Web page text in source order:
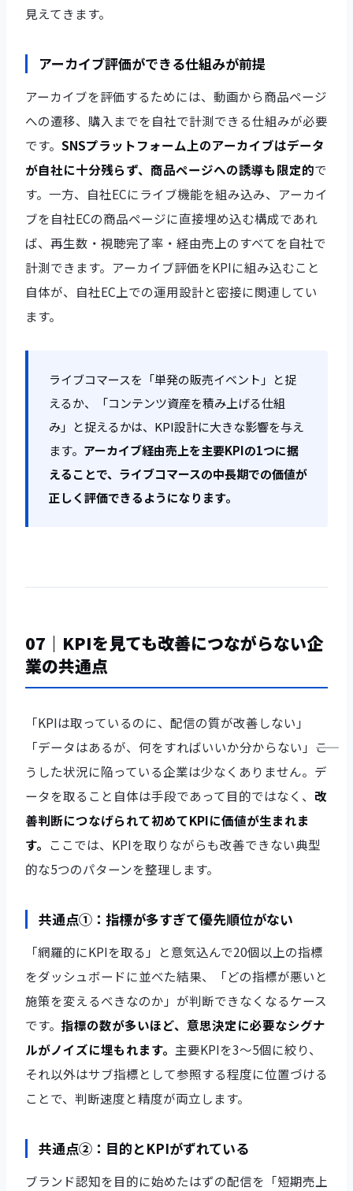
見えてきます。
アーカイブ評価ができる仕組みが前提
アーカイブを評価するためには、動画から商品ページ
への遷移、購入までを自社で計測できる仕組みが必要
です。 SNSプラットフォーム上のアーカイブはデータ
が自社に十分残らず、商品ページへの誘導も限定的で
す。一方、自社ECにライブ機能を組み込み、アーカイ
ブを自社ECの商品ページに直接埋め込む構成であれ
ば、再生数・視聴完了率・経由売上のすべてを自社で
計測できます。アーカイブ評価をKPIに組み込むこと
自体が、自社EC上での運用設計と密接に関連してい
ます。
ライブコマースを「単発の販売イベント」と捉
えるか、「コンテンツ資産を積み上げる仕組
み」と捉えるかは、KPI設計に大きな影響を与え
ます。 アーカイブ経由売上を主要KPIの1つに据
えることで、ライブコマースの中長期での価値が
正しく評価できるようになります。
07｜KPIを見ても改善につながらない企
業の共通点
「KPIは取っているのに、配信の質が改善しない」
「データはあるが、何をすればいいか分からない」――こ
うした状況に陥っている企業は少なくありません。デ
ータを取ること自体は手段であって目的ではなく、 改
善判断につなげられて初めてKPIに価値が生まれま
す。 ここでは、KPIを取りながらも改善できない典型
的な5つのパターンを整理します。
共通点①：指標が多すぎて優先順位がない
「網羅的にKPIを取る」と意気込んで20個以上の指標
をダッシュボードに並べた結果、「どの指標が悪いと
施策を変えるべきなのか」が判断できなくなるケース
です。 指標の数が多いほど、意思決定に必要なシグナ
ルがノイズに埋もれます。 主要KPIを3〜5個に絞り、
それ以外はサブ指標として参照する程度に位置づける
ことで、判断速度と精度が両立します。
共通点②：目的とKPIがずれている
ブランド認知を目的に始めたはずの配信を「短期売上